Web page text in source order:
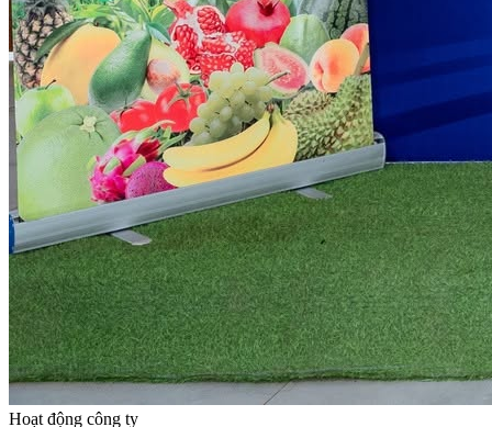
Hoạt động công ty